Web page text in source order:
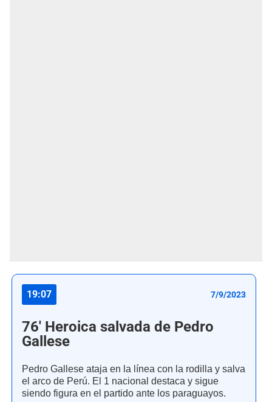
19:07 7/9/2023
76' Heroica salvada de Pedro
Gallese
Pedro Gallese ataja en la línea con la rodilla y salva
el arco de Perú. El 1 nacional destaca y sigue
siendo figura en el partido ante los paraguayos.